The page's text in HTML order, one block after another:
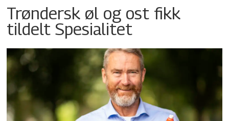
Trøndersk øl og ost fikk
tildelt Spesialitet